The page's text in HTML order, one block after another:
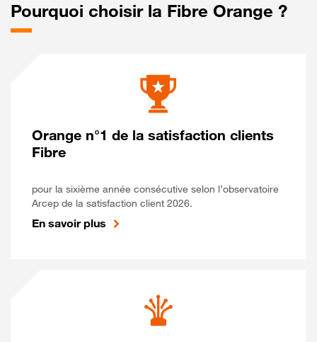
Pourquoi choisir la Fibre Orange ?
Orange n°1 de la satisfaction clients
Fibre
pour la sixième année consécutive selon l’observatoire
Arcep de la satisfaction client 2026.
En savoir plus